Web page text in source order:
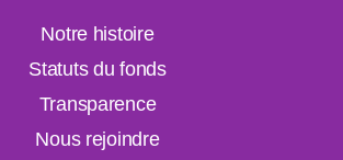
Notre histoire
Statuts du fonds
Transparence
Nous rejoindre